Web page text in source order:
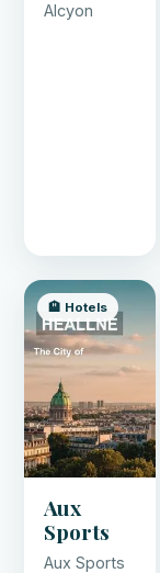
Alcyon
🏨 Hotels
Aux
Sports
Aux Sports